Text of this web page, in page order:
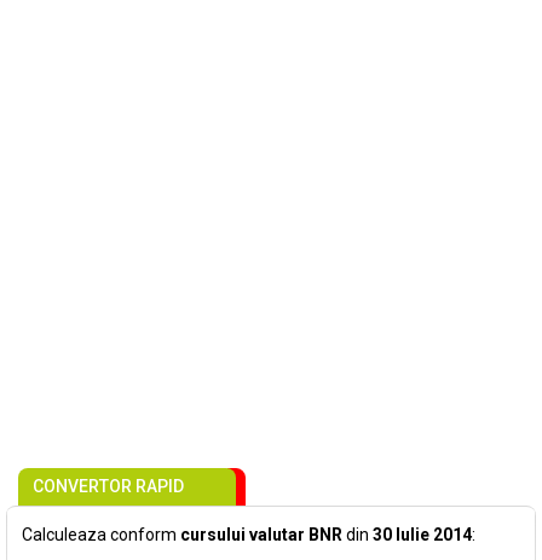
CONVERTOR RAPID
Calculeaza conform cursului valutar BNR din 30 Iulie 2014: